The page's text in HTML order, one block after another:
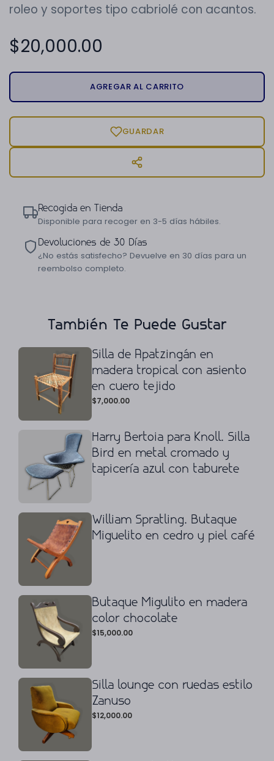
roleo y soportes tipo cabriolé con acantos.
$20,000.00
AGREGAR AL CARRITO
GUARDAR
Recogida en Tienda
Disponible para recoger en 3-5 días hábiles.
Devoluciones de 30 Días
¿No estás satisfecho? Devuelve en 30 días para un
reembolso completo.
También Te Puede Gustar
Silla de Apatzingán en
madera tropical con asiento
en cuero tejido
$7,000.00
Harry Bertoia para Knoll. Silla
Bird en metal cromado y
tapicería azul con taburete
William Spratling. Butaque
Miguelito en cedro y piel café
Butaque Migulito en madera
color chocolate
$15,000.00
Silla lounge con ruedas estilo
Zanuso
$12,000.00